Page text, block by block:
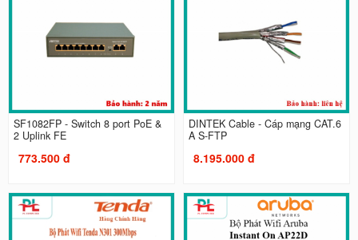
SF1082FP - Switch 8 port PoE &
2 Uplink FE
773.500 đ
DINTEK Cable - Cáp mạng CAT.6
A S-FTP
8.195.000 đ